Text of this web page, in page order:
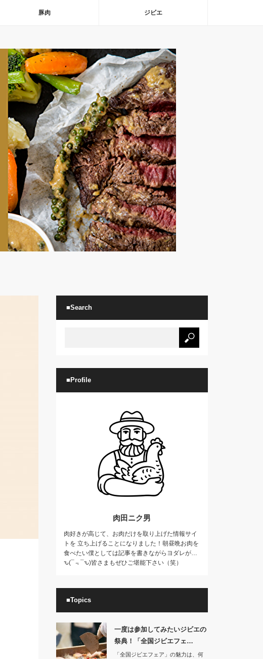
豚肉 ジビエ
■Search
■Profile
肉田ニク男
肉好きが高じて、お肉だけを取り上げた情報サイ
トを 立ち上げることになりました！朝昼晩お肉を
食べたい僕としては記事を書きながらヨダレが…
ԅ(¯﹃¯ԅ)皆さまもぜひご堪能下さい（笑）
■Topics
一度は参加してみたいジビエの
祭典！「全国ジビエフェ…
「全国ジビエフェア」の魅力は、何